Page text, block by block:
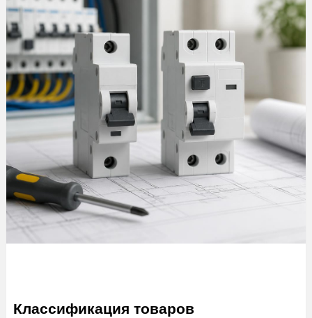
Классификация товаров